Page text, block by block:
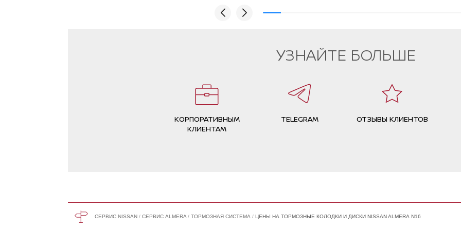
УЗНАЙТЕ БОЛЬШЕ
КОРПОРАТИВНЫМ
КЛИЕНТАМ
TELEGRAM ОТЗЫВЫ КЛИЕНТОВ
СЕРВИС NISSAN СЕРВИС ALMERA ТОРМОЗНАЯ СИСТЕМА ЦЕНЫ НА ТОРМОЗНЫЕ КОЛОДКИ И ДИСКИ NISSAN ALMERA N16